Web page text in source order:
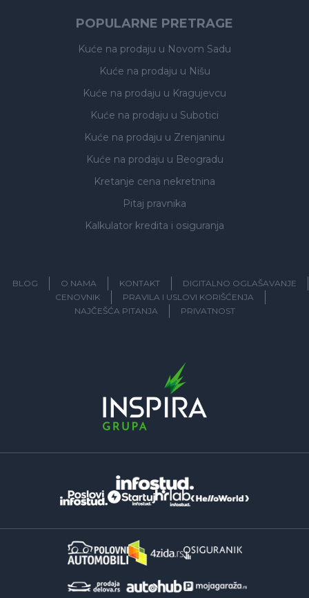
POPULARNE PRETRAGE
Kuće na prodaju u Novom Sadu
Kuće na prodaju u Nišu
Kuće na prodaju u Kragujevcu
Kuće na prodaju u Subotici
Kuće na prodaju u Zrenjaninu
Kuće na prodaju u Beogradu
Kretanje cena nekretnina
Pitaj pravnika
Kalkulator kredita i osiguranja
BLOG O NAMA KONTAKT
DIGITALNO OGLAŠAVANJE
CENOVNIK
PRAVILA I USLOVI KORIŠĆENJA
NAJČEŠĆA PITANJA
PRIVATNOST